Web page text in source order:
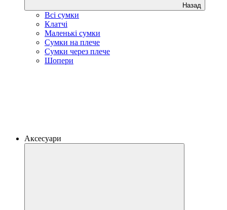
Назад
Всі сумки
Клатчі
Маленькі сумки
Сумки на плече
Сумки через плече
Шопери
Аксесуари